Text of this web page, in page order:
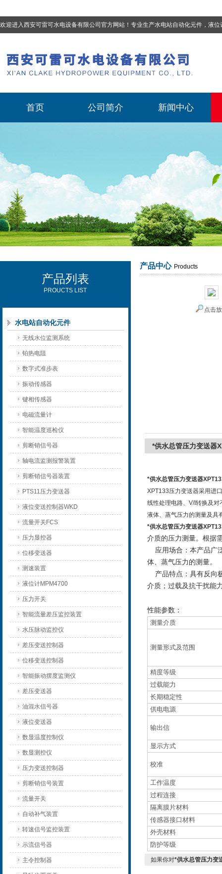
欢迎进入西安可雷可水电设备有限公司官方网站！专业生产水电站自动化元件，液位计、流量计、压力变送器、油混水控制器、温度传感器、电磁阀球阀蝶阀、测速装置、位移
西安可雷可水电设备有限公司
首页 公司简介 新闻中心
产品列表
PROUCTS LIST
水电站自动化元件
无线水位监测系统
铂热电阻
数字式准步表
振动传感器
键相传感器
电磁流量计
智能温度巡检仪
剪断销信号器
轴电流监测报警装置
剪断销信号器装置
PTS11压力变送器
液位变送控制器WKD
流量开关FCS
压力显控器
位移变送器
测速装置
液位计MPM4700
压力开关
智能流量差压监控装置
水压脉动监控仪
差压变送控制器
位移变送控制器
智能振动摆度监测仪
差压变送器
油混水信号器
液位变送器
数显温度控制仪
数显测控仪
压力变送控制器
剪断销信号装置
流量开关
自动补气装置
转速信号监控装置
示流信号器
主令控制器
产品中心 Products
点击
*供水总管压力变送器
*供水总管压力变送器
XPT133压力变送器采用进
线性处理电路、V/I转换及
液体、蒸气压力的测量及具
*供水总管压力变送器
介质的压力测量。根据
应用场合：本产品广
体、蒸气压力的测量。
产品特点：具有反向
介质；过载及抗干扰能
性能参数：
测量介质
测量形式及范围
精度等级
过载能力
长期稳定性
供电电源
输出信
显示方式
校准
工作温度
过程连接
隔离膜片材料
传感器接口材料
外壳材料
防护等级
如果你对*供水总管压力变